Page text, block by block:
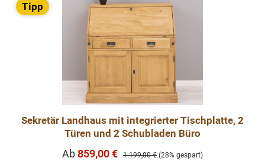
Tipp
Sekretär Landhaus mit integrierter Tischplatte, 2
Türen und 2 Schubladen Büro
Verkaufspreis:
Ab859,00 € Regulärer Preis:
1.199,00 € (28% gespart)